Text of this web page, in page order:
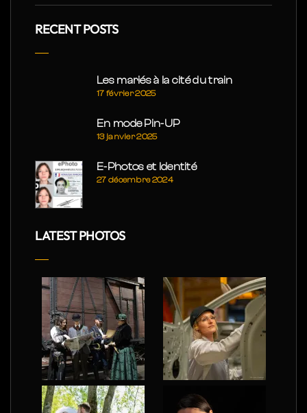
RECENT POSTS
Les mariés à la cité du train
17 février 2025
En mode Pin-UP
13 janvier 2025
E-Photos et Identité
27 décembre 2024
LATEST PHOTOS